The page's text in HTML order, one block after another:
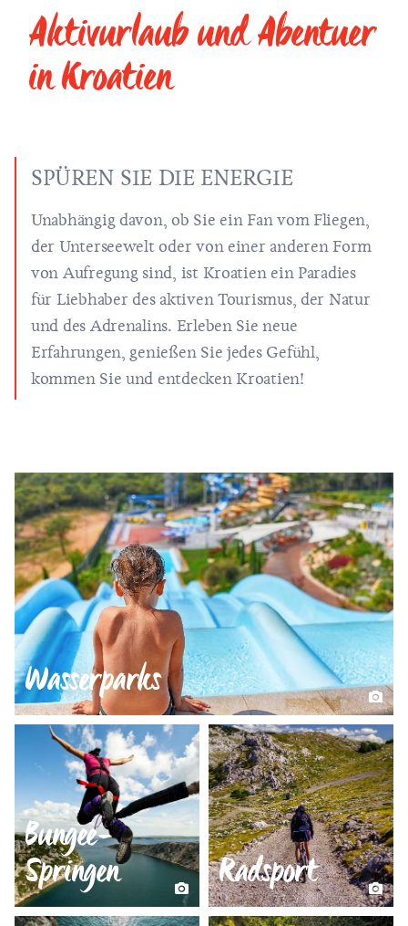
Aktivurlaub und Abentuer
in Kroatien
SPÜREN SIE DIE ENERGIE
Unabhängig davon, ob Sie ein Fan vom Fliegen,
der Unterseewelt oder von einer anderen Form
von Aufregung sind, ist Kroatien ein Paradies
für Liebhaber des aktiven Tourismus, der Natur
und des Adrenalins. Erleben Sie neue
Erfahrungen, genießen Sie jedes Gefühl,
kommen Sie und entdecken Kroatien!
Wasserparks
Bungee-
Springen Radsport